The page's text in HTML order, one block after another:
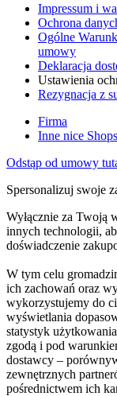
Impressum i
Ochrona
Ogólne
umowy
Deklaracja
Ustawienia
Rezygnacja z
Firma
Inne nice Shops
Odstąp od umowy
Spersonalizuj swoje
Wyłącznie za Twoją
innych technologii,
doświadczenie
W tym celu
ich zachowań oraz
wykorzystujemy do
wyświetlania
statystyk
zgodą i pod
dostawcy –
zewnętrznych
pośrednictwem ich